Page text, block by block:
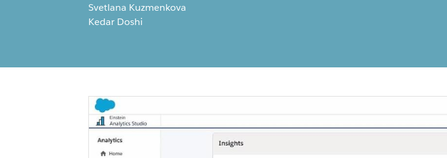
Svetlana Kuzmenkova
Kedar Doshi